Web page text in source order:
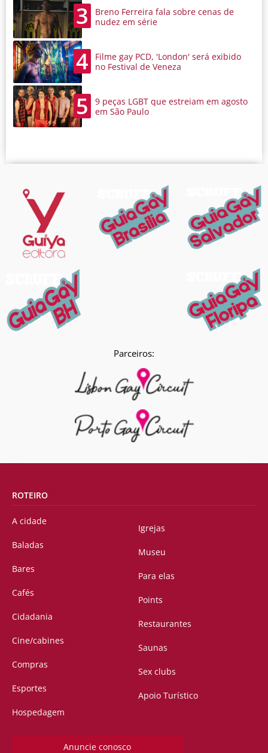
3
Breno Ferreira fala sobre cenas de
nudez em série
4
Filme gay PCD, 'London' será exibido
no Festival de Veneza
5
9 peças LGBT que estreiam em agosto
em São Paulo
Parceiros:
ROTEIRO
A cidade
Baladas
Bares
Cafés
Cidadania
Cine/cabines
Compras
Esportes
Hospedagem
Igrejas
Museu
Para elas
Points
Restaurantes
Saunas
Sex clubs
Apoio Turístico
Anuncie conosco